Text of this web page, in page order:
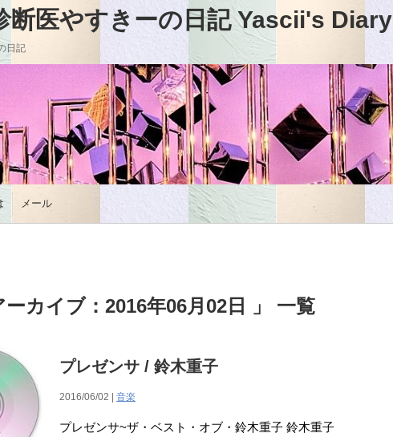
断医やすきーの日記 Yascii's Diary
日記
メール
ーカイブ：2016年06月02日 」 一覧
プレゼンサ / 鈴木重子
2016/06/02 | 音楽
プレゼンサ~ザ・ベスト・オブ・鈴木重子 鈴木重子